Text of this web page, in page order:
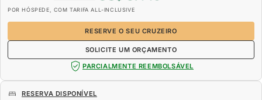
POR HÓSPEDE, COM TARIFA ALL-INCLUSIVE
RESERVE O SEU CRUZEIRO
SOLICITE UM ORÇAMENTO
PARCIALMENTE REEMBOLSÁVEL
RESERVA DISPONÍVEL